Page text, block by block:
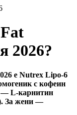
2026?
е Nutrex Lipo-6
с кофеин
— L-карнитин
За жени —